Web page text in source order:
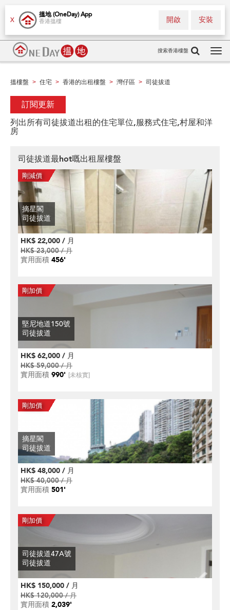
X
搵地 (OneDay) App
香港搵樓 安裝
開啟
搜索香港樓盤
搵樓盤 > 住宅 > 香港的出租樓盤 > 灣仔區 > 司徒拔道
訂閱更新
列出所有司徒拔道出租的住宅單位,服務式住宅,村屋和洋
房
司徒拔道最hot嘅出租屋樓盤
摘星閣
司徒拔道
HK$ 22,000 / 月
HK$ 23,000 / 月
實用面積 456'
堅尼地道150號
司徒拔道
HK$ 62,000 / 月
HK$ 59,000 / 月
實用面積 990' [未核實]
摘星閣
司徒拔道
HK$ 48,000 / 月
HK$ 40,000 / 月
實用面積 501'
司徒拔道47A號
司徒拔道
HK$ 150,000 / 月
HK$ 120,000 / 月
實用面積 2,039'